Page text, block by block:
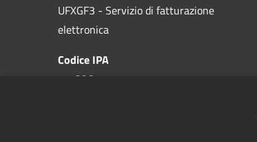
UFXGF3 - Servizio di fatturazione
elettronica
Codice IPA
c_a326